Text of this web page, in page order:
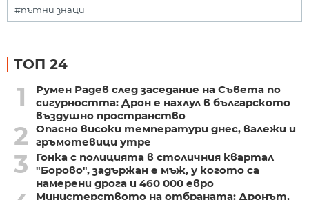
#пътни знаци
ТОП 24
1
Румен Радев след заседание на Съвета по
сигурността: Дрон е нахлул в българското
въздушно пространство
2
Опасно високи температури днес, валежи и
гръмотевици утре
3
Гонка с полицията в столичния квартал
"Борово", задържан е мъж, у когото са
намерени дрога и 460 000 евро
Министерството на отбраната: Дронът,